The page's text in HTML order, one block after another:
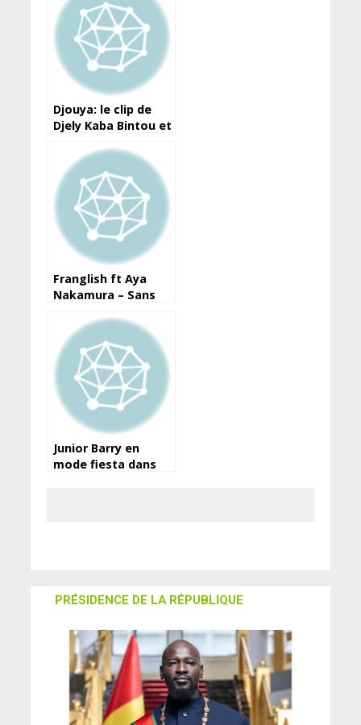
Djouya: le clip de
Djely Kaba Bintou et
(teaser disponible)
Franglish ft Aya
Nakamura – Sans
Junior Barry en
mode fiesta dans
PRÉSIDENCE DE LA RÉPUBLIQUE